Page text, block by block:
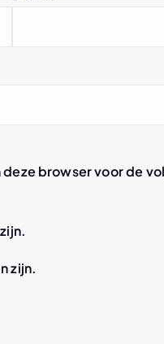
browser voor de
zijn.